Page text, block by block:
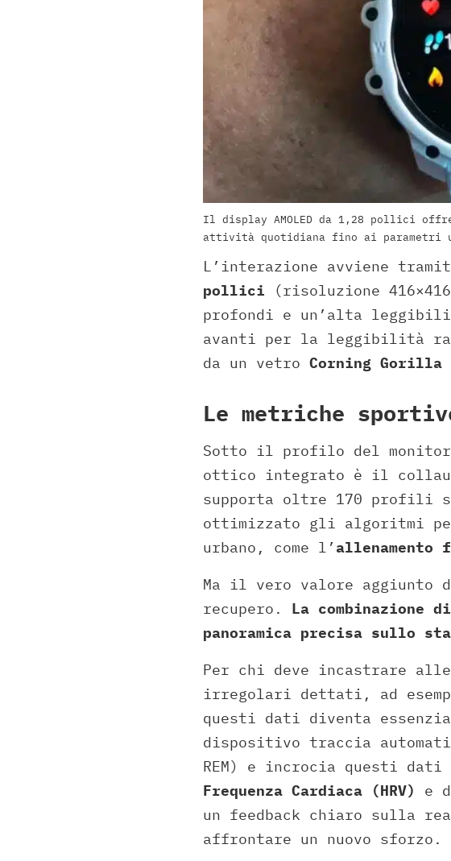
Il display AMOLED da 1,28 pollici
attività quotidiana fino ai parametri
L’interazione avviene
pollici (risoluzione
profondi e un’alta
avanti per la leggibilità
da un vetro Corning Gorilla
Le metriche
Sotto il profilo del
ottico integrato è il
supporta oltre 170 profili
ottimizzato gli algoritmi
urbano, come l’
Ma il vero valore aggiunto
recupero. La combinazione
panoramica precisa sullo
Per chi deve incastrare
irregolari dettati, ad
questi dati diventa
dispositivo traccia
REM) e incrocia questi
Frequenza Cardiaca (HRV)
e
un feedback chiaro sulla
affrontare un nuovo sforzo.